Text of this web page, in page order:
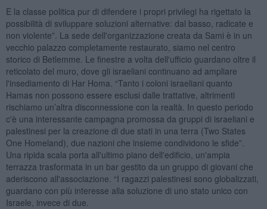
E la classe politica pur di difendere i propri privilegi ha rigettato la
possibilità di sviluppare soluzioni alternative: dal basso, radicate e
non violente”. La sede dell'organizzazione creata da Sami è in un
vecchio palazzo completamente restaurato, siamo nel centro
storico di Betlemme. Le finestre a volta dell'ufficio guardano oltre il
reticolato del muro, dove gli israeliani continuano ad ampliare
l'insediamento di Har Homa. “Tanto i coloni israeliani quanto
Hamas non possono essere esclusi dalle trattative, altrimenti
rischiamo un’altra disconnessione con la realtà. In questo periodo
c'è una interessante campagna promossa da gruppi di israeliani e
palestinesi per la creazione di due stati in una terra (Two States
One Homeland), due nazioni che insieme condividono le sfide”.
Una ripida scala porta all'ultimo piano dell'edificio, un'ampia
terrazza trasformata in un bar gestito da un gruppo di giovani che
aderiscono all'associazione. “I ragazzi palestinesi sono globalizzati,
guardano con più interesse alla soluzione di uno stato unico con
Israele, invece di due.